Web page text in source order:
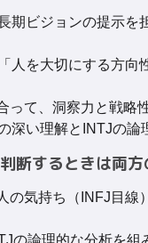
期ビジョンの提示
人を大切にする方
って、洞察力と戦略
深い理解とINTJの
断するときは両
の気持ち（INFJ目
の論理的な分析を